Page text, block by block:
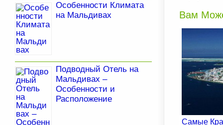
Вам
Самые
Особенности Климата
на Мальдивах
Подводный Отель на
Мальдивах –
Особенности и
Расположение